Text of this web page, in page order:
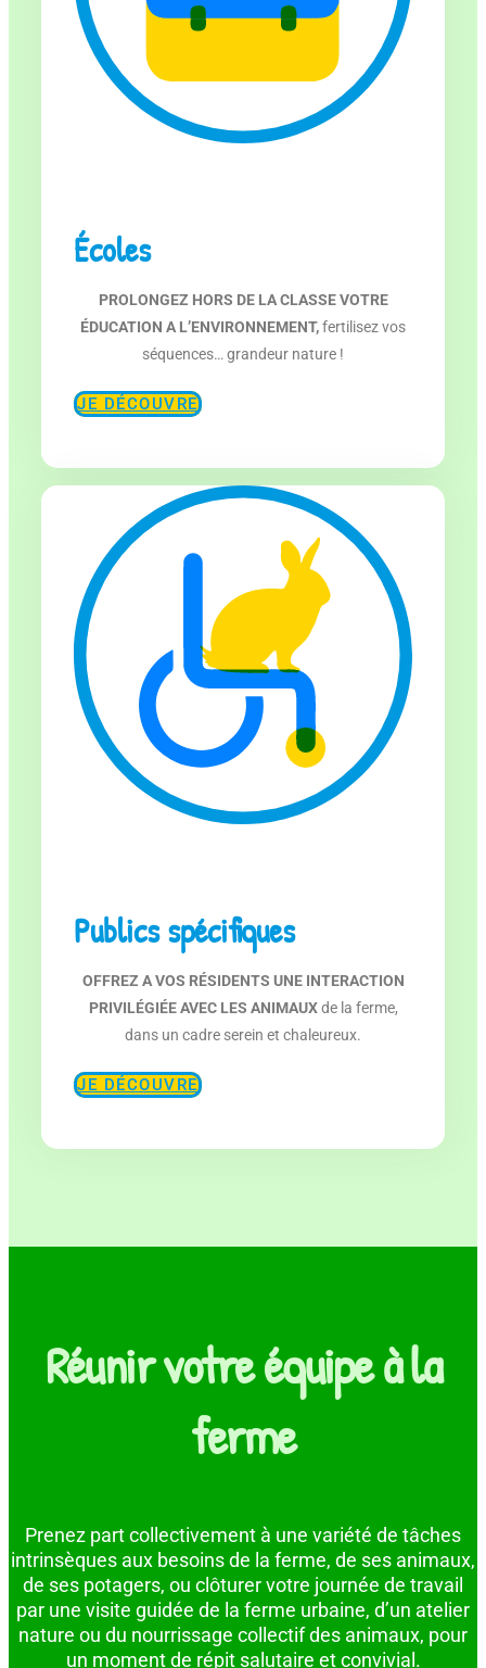
Écoles
PROLONGEZ HORS DE LA CLASSE VOTRE
ÉDUCATION A L’ENVIRONNEMENT,fertilisez vos
séquences… grandeur nature !
JE DÉCOUVRE
Publics spécifiques
OFFREZ A VOS RÉSIDENTS UNE INTERACTION
PRIVILÉGIÉE AVEC LES ANIMAUXde la ferme,
dans un cadre serein et chaleureux.
JE DÉCOUVRE
Réunir votre équipe à la
ferme
Prenez part collectivement à une variété de tâches
intrinsèques aux besoins de la ferme, de ses animaux,
de ses potagers, ou clôturer votre journée de travail
par une visite guidée de la ferme urbaine, d’un atelier
nature ou du nourrissage collectif des animaux, pour
un moment de répit salutaire et convivial.